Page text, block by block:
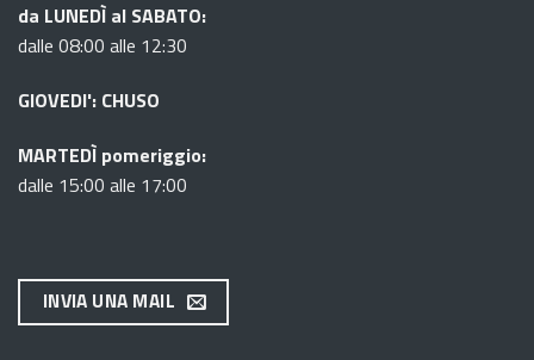
da LUNEDÌ al SABATO:
dalle 08:00 alle 12:30
GIOVEDI': CHUSO
MARTEDÌ pomeriggio:
dalle 15:00 alle 17:00
INVIA UNA MAIL